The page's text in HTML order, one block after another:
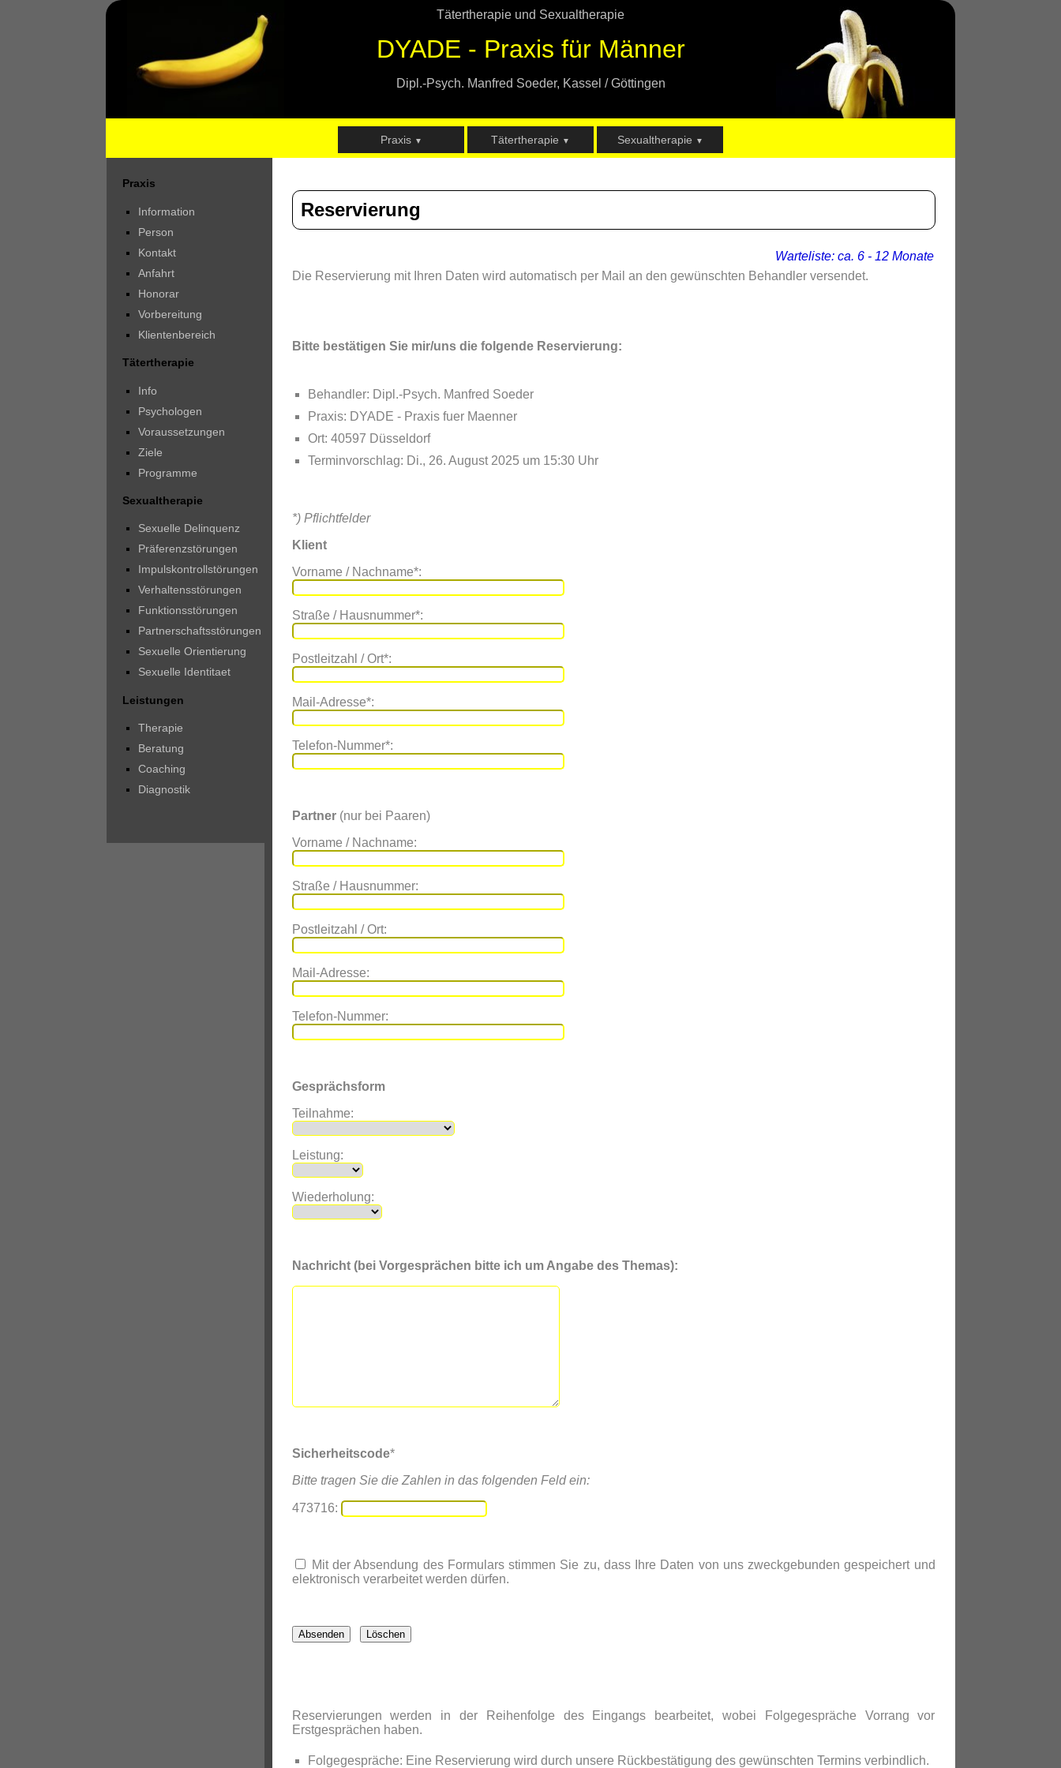
Tätertherapie und Sexualtherapie
DYADE - Praxis für Männer
Dipl.-Psych. Manfred Soeder, Kassel / Göttingen
Warteliste: ca. 6 - 12 Monate
Praxis ▼ Tätertherapie ▼ Sexualtherapie ▼
Praxis
Information
Person
Kontakt
Anfahrt
Honorar
Vorbereitung
Klientenbereich
Tätertherapie
Info
Psychologen
Voraussetzungen
Ziele
Programme
Sexualtherapie
Sexuelle Delinquenz
Präferenzstörungen
Impulskontrollstörungen
Verhaltensstörungen
Funktionsstörungen
Partnerschaftsstörungen
Sexuelle Orientierung
Sexuelle Identitaet
Leistungen
Therapie
Beratung
Coaching
Diagnostik
Reservierung
Die Reservierung mit Ihren Daten wird automatisch per Mail an den gewünschten Behandler versendet.
Bitte bestätigen Sie mir/uns die folgende Reservierung:
Behandler: Dipl.-Psych. Manfred Soeder
Praxis: DYADE - Praxis fuer Maenner
Ort: 40597 Düsseldorf
Terminvorschlag: Di., 26. August 2025 um 15:30 Uhr
*) Pflichtfelder
Klient
Vorname / Nachname*:
Straße / Hausnummer*:
Postleitzahl / Ort*:
Mail-Adresse*:
Telefon-Nummer*:
Partner(nur bei Paaren)
Vorname / Nachname:
Straße / Hausnummer:
Postleitzahl / Ort:
Mail-Adresse:
Telefon-Nummer:
Gesprächsform
Teilnahme:
Leistung:
Wiederholung:
Nachricht (bei Vorgesprächen bitte ich um Angabe des Themas):
Sicherheitscode*
Bitte tragen Sie die Zahlen in das folgenden Feld ein:
473716:
Mit der Absendung des Formulars stimmen Sie zu, dass Ihre Daten von uns zweckgebunden gespeichert und
elektronisch verarbeitet werden dürfen.
Reservierungen werden in der Reihenfolge des Eingangs bearbeitet, wobei Folgegespräche Vorrang vor
Erstgesprächen haben.
Folgegespräche: Eine Reservierung wird durch unsere Rückbestätigung des gewünschten Termins verbindlich.